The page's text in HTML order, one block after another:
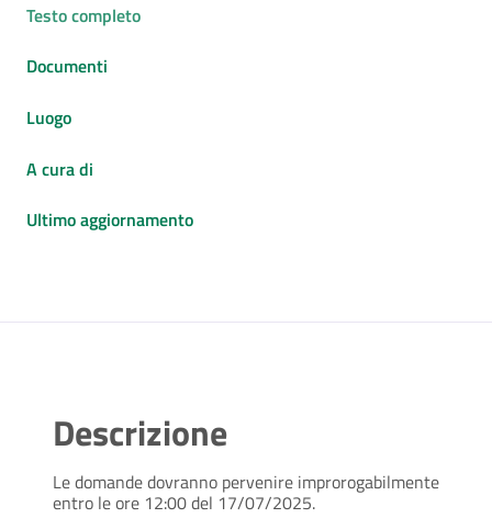
Testo completo
Documenti
Luogo
A cura di
Ultimo aggiornamento
Descrizione
Le domande dovranno pervenire improrogabilmente
entro le ore 12:00 del 17/07/2025.